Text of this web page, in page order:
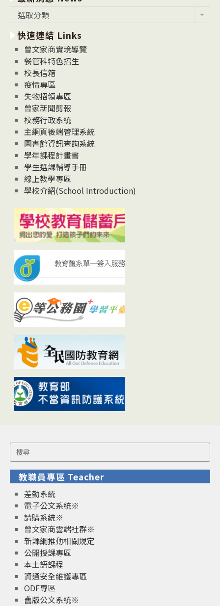
消
息
News
選取分類
快速連結 Links
曾文家商實境導覽
餐管科特色招生
校長信箱
疫情專區
失物招領專區
曾家新聞剪報
校務行政系統
主網頁後端管理系統
圖書館資訊查詢系統
學年課程計畫書
學生選課輔導手冊
線上教學專區
學校介紹(School Introduction)
Search
for:
教職員專區 Teacher
差勤系統
電子公文系統※
請購系統※
曾文家商雲端社群※
新課綱推動相關規定
公開授課專區
本土語課程
資通安全維護專區
ODF專區
舊版公文系統※